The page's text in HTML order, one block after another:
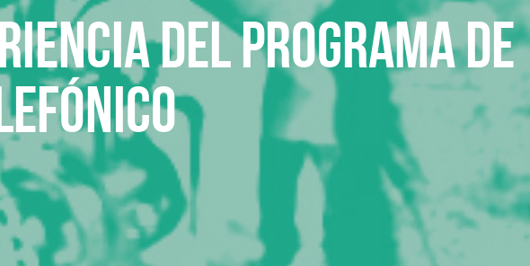
del Programa de